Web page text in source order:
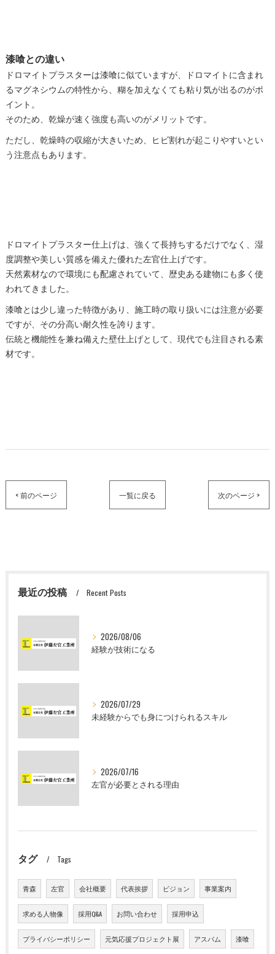
漆喰との違い
ドロマイトプラスターは漆喰に似ていますが、ドロマイトに含まれ
るマグネシウムの特性から、糊を加えなくても粘り気が出るのがポ
イント。
そのため、乾燥が速く強度も高いのがメリットです。
ただし、乾燥時の収縮が大きいため、ヒビ割れが起こりやすいとい
う注意点もあります。
ドロマイトプラスター仕上げは、強くて長持ちするだけでなく、湿
度調整や美しい質感を備えた優れた左官仕上げです。
天然素材なので環境にも配慮されていて、歴史ある建物にも多く使
われてきました。
漆喰とは少し違った特徴があり、施工時の取り扱いには注意が必要
ですが、その分高い耐久性を誇ります。
伝統と機能性を兼ね備えた壁仕上げとして、現代でも注目される素
材です。
< 前のページ 一覧に戻る 次のページ >
最近の投稿 Recent Posts
2026/08/06
経験が技術になる
2026/07/29
未経験からでも身につけられるスキル
2026/07/16
左官が必要とされる理由
タグ Tags
青森 左官 会社概要 代表挨拶 ビジョン 事業案内
求める人物像 採用Q&A お問い合わせ 採用申込
プライバシーポリシー 元気応援プロジェクト展 アスパム 漆喰